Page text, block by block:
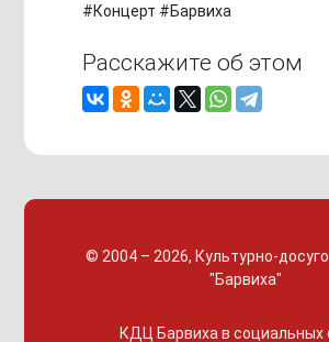
#Концерт #Барвиха
Расскажите об этом
© 2004 – 2026, Культурно-
"Барвиха"
КДЦ Барвиха в социальных